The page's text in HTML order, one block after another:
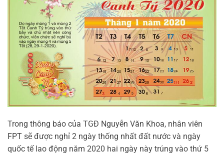
Trong thông báo của TGĐ Nguyễn Văn Khoa, nhân viên
FPT sẽ được nghỉ 2 ngày thống nhất đất nước và ngày
quốc tế lao động năm 2020 hai ngày này trúng vào thứ 5